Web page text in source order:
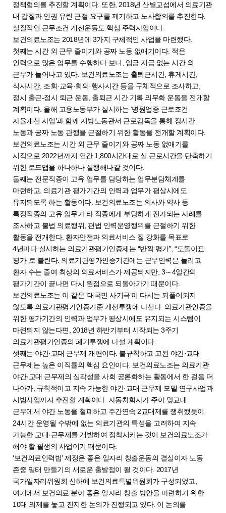
정책협의를 추진할 계획이다. 또한, 2018년 산별교섭에서 의료기관
내 갑질과 인권 유린 근절 요구를 제기하고 노사합의를 추진한다.
실질적인 근무조건 개선운동도 핵심 주력사업이다.
보건의료노조는 2018년에 3가지 구체적인 사업을 마련했다.
첫째는 시간 외 근무 줄이기와 공짜 노동 없애기이다. 적은
인력으로 많은 업무를 수행하다 보니, 임금 지급 없는 시간 외
근무가 늘어나고 있다. 보건의료노조는 출퇴근시간, 휴게시간,
식사시간, 조회·교육·회의·행사시간 등을 구체적으로 조사하고,
정시 출근-정시 퇴근 운동, 출퇴근 시간 기록 의무화 운동을 전개할
계획이다. 올해 고용노동부가 실시하는 ‘병원업종 근로조건
자율개선 사업’과 함께 지방노동관서 근로감독을 통해 장시간
노동과 공짜 노동 관행을 근절하기 위한 활동을 전개할 계획이다.
보건의료노조는 시간 외 근무 줄이기와 공짜 노동 없애기를
시작으로 2022년까지 연간 1,800시간대로 실 근로시간을 단축하기
위한 로드맵을 하나하나 실행해나갈 것이다.
둘째는 전문직종이 고유 업무를 담당하는 업무분담체계를
마련하고, 의료기관 평가기간의 인력과 업무가 평상시에도
유지되도록 하는 활동이다. 보건의료노조는 의사와 약사 등
특정직종의 고유 업무가 타 직종에게 부당하게 전가되는 사례를
조사하고 불법 의료행위, 편법 인력운영행위를 근절하기 위한
활동을 전개한다. 환자안전과 의료서비스 질 강화를 목표로
4년마다 실시하는 의료기관평가인증제는 “반짝 평가”, “도돌이표
평가”로 불린다. 의료기관평가인증기간에는 근무인력은 늘리고
환자 수는 줄여 최상의 의료서비스가 제공되지만, 3～4일간의
평가기간이 끝나면 다시 원점으로 되돌아가기 때문이다.
보건의료노조는 이 같은 ‘대국민 사기극’이 다시는 되풀이되지
않도록 의료기관평가인증기준 개선투쟁에 나선다. 의료기관인증을
위한 평가기간의 인력과 업무가 평상시에도 유지되는 시스템이
마련되지 않는다면, 2018년 하반기부터 시작되는 3주기
의료기관평가인증의 폐기투쟁에 나설 계획이다.
셋째는 야간·교대 근무제 개편이다. 불규칙하고 고된 야간·교대
근무제는 높은 이직률의 핵심 요인이다. 보건의료노조는 의료기관
야간·교대 근무제의 심각성을 사회 공론화하는 활동에서 한 걸음 더
나아가, 규칙적이고 지속 가능한 야간·교대 근무제 모델 연구사업과
시범사업까지 추진할 계획이다. 자동차회사가 주야 맞교대
근무에서 야간 노동을 철폐하고 주간연속 2교대제를 쟁취했듯이
24시간 운영될 수밖에 없는 의료기관의 특성을 고려하여 지속
가능한 교대·근무제를 개발하여 정착시키는 것이 보건의료노조가
해야 할 필생의 사업이기 때문이다.
‘보건의료인력법’ 제정은 좋은 일자리 창출운동의 결실이자 노동
존중 일터 만들기의 새로운 출발점이 될 것이다. 2017년
국가일자리위원회 산하에 보건의료특별위원회가 구성되었고,
여기에서 보건의료 분야 좋은 일자리 창출 방안을 마련하기 위한
10대 의제를 놓고 진지한 논의가 진행되고 있다. 이 논의를